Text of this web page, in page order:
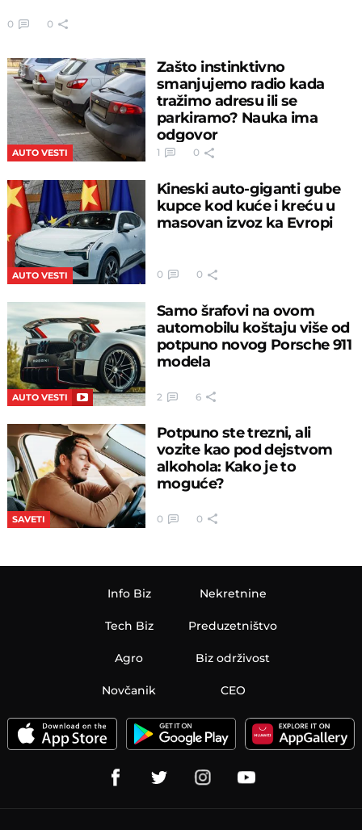
0 0
AUTO VESTI
Zašto instinktivno
smanjujemo radio kada
tražimo adresu ili se
parkiramo? Nauka ima
odgovor
1 0
AUTO VESTI
Kineski auto-giganti gube
kupce kod kuće i kreću u
masovan izvoz ka Evropi
0 0
AUTO VESTI
Samo šrafovi na ovom
automobilu koštaju više od
potpuno novog Porsche 911
modela
2 6
SAVETI
Potpuno ste trezni, ali
vozite kao pod dejstvom
alkohola: Kako je to
moguće?
0 0
Info Biz
Tech Biz
Agro
Nekretnine
Preduzetništvo
Biz održivost
Novčanik CEO